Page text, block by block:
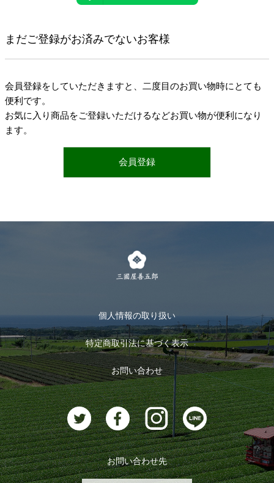
まだご登録がお済みでないお客様
会員登録をしていただきますと、二度目のお買い物時にとても
便利です。
お気に入り商品をご登録いただけるなどお買い物が便利になり
ます。
会員登録
個人情報の取り扱い
特定商取引法に基づく表示
お問い合わせ
お問い合わせ先